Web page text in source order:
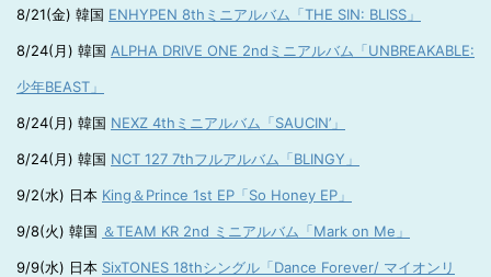
8/21(金) 韓国 ENHYPEN 8thミニアルバム「THE SIN: BLISS」
8/24(月) 韓国 ALPHA DRIVE ONE 2ndミニアルバム「UNBREAKABLE:
少年BEAST」
8/24(月) 韓国 NEXZ 4thミニアルバム「SAUCIN’」
8/24(月) 韓国 NCT 127 7thフルアルバム「BLINGY」
9/2(水) 日本 King＆Prince 1st EP「So Honey EP」
9/8(火) 韓国 ＆TEAM KR 2nd ミニアルバム「Mark on Me」
9/9(水) 日本 SixTONES 18thシングル「Dance Forever/ マイオンリ